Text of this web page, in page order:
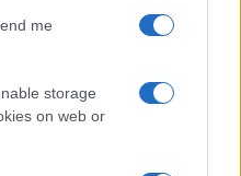
me
storage
on web or
con Avis Olbia al
temperature in calo